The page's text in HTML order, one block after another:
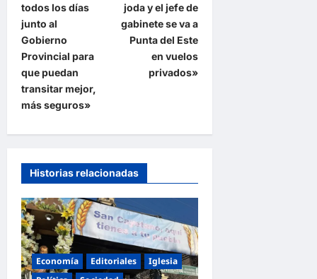
c
i
ó
n
d
n
t
r
a
d
a
todos los días
junto al
Gobierno
Provincial para
que puedan
transitar mejor,
más seguros»
joda y el jefe de
gabinete se va a
Punta del Este
en vuelos
privados»
Historias relacionadas
Economía Editoriales
Iglesia